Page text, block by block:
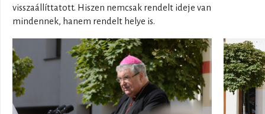
visszaállíttatott. Hiszen nemcsak rendelt ideje van
mindennek, hanem rendelt helye is.